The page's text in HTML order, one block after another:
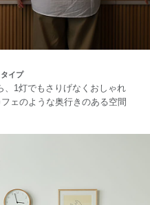
イプ
、1灯でもさりげなくおしゃれ
ェのような奥行きのある空間